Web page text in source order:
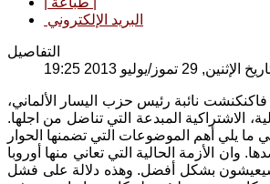
البريد الإلكتروني
التفاصيل
29 تموز/يوليو 2013 19:25
نائبة رئيس حزب اليسار الألماني،
الاشتراكية المبدعة التي تناضل من اجلها.
وان الأزمة الحالية التي تعاني منها أوروبا
سيعيشون بشكل أفضل. وهذه دلالة على فشل